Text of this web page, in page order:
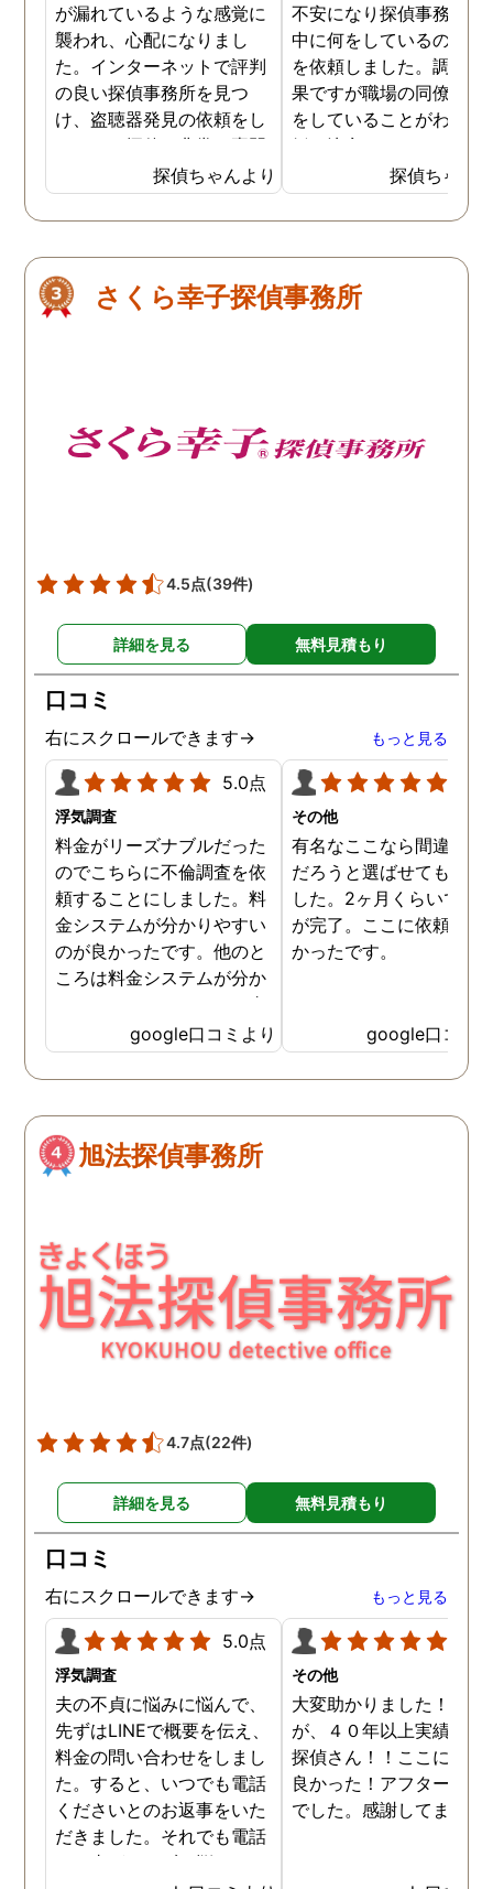
が漏れているような感覚に
襲われ、心配になりまし
た。インターネットで評判
の良い探偵事務所を見つ
け、盗聴器発見の依頼をし
ました。探偵は非常に専門
的な態度で、家の隅々まで
丁寧に調査してくれまし
た。調査は約3時間ほどで
見つかりませんでしたが、
そのプロセスと説明が非常
探偵ちゃんより
不安になり探偵事務所に
中に何をしているのか調
を依頼しました。調査の
果ですが職場の同僚と浮
をしていることがわかり
婚を決意しました。浮気
現場の写真を妻に突き付
たところ事実を認めたの
離婚するための証拠集め
探偵ちゃん
さくら幸子探偵事務所
4.5点(39件)
詳細を見る 無料見積もり
口コミ
右にスクロールできます→ もっと見る
5.0点
浮気調査
料金がリーズナブルだった
のでこちらに不倫調査を依
頼することにしました。料
金システムが分かりやすい
のが良かったです。他のと
ころは料金システムが分か
りづらくて、どれだけお金
がかかるか分からず不安だ
ったので、こちらで安心し
ました。 ありがとうござい
google口コミより
その他
有名なここなら間違いな
だろうと選ばせてもらい
した。2ヶ月くらいで調
が完了。ここに依頼して
かったです。
google口コミ
旭法探偵事務所
4.7点(22件)
詳細を見る 無料見積もり
口コミ
右にスクロールできます→ もっと見る
5.0点
浮気調査
夫の不貞に悩みに悩んで、
先ずはLINEで概要を伝え、
料金の問い合わせをしまし
た。すると、いつでも電話
くださいとのお返事をいた
だきました。それでも電話
する事ができずに悩んでい
その他
大変助かりました！！さ
が、４０年以上実績のあ
探偵さん！！ここに頼ん
良かった！アフターも完
でした。感謝してます。